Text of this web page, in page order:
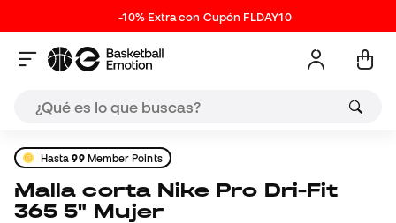
-10% Extra con Cupón FLDAY10
Hasta99Member Points
Malla corta Nike Pro Dri-Fit
365 5" Mujer